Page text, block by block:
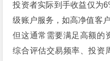
投资者实际到手收益仅为
级账户服务，如高净值客
但这通常需要满足高额的
综合评估交易频率、投资